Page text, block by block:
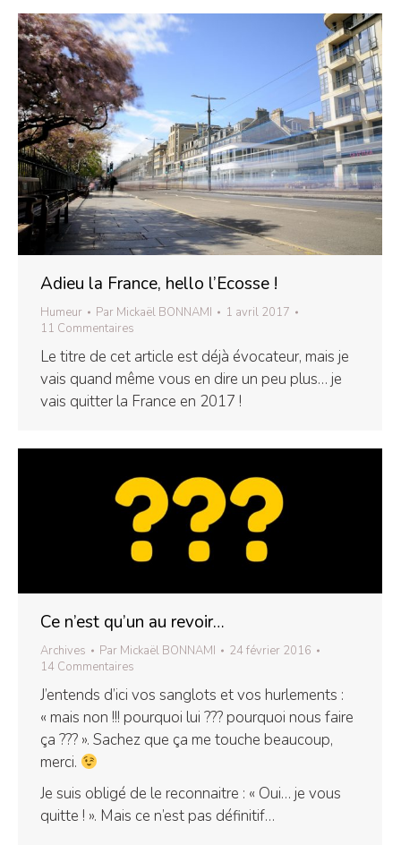
Adieu la France, hello l’Ecosse !
Humeur Par Mickaël BONNAMI
1 avril 2017
11 Commentaires
Le titre de cet article est déjà évocateur, mais je
vais quand même vous en dire un peu plus… je
vais quitter la France en 2017 !
Ce n’est qu’un au revoir…
Archives Par Mickaël BONNAMI
24 février 2016
14 Commentaires
J’entends d’ici vos sanglots et vos hurlements :
« mais non !!! pourquoi lui ??? pourquoi nous faire
ça ??? ». Sachez que ça me touche beaucoup,
merci.
Je suis obligé de le reconnaitre : « Oui… je vous
quitte ! ». Mais ce n’est pas définitif…